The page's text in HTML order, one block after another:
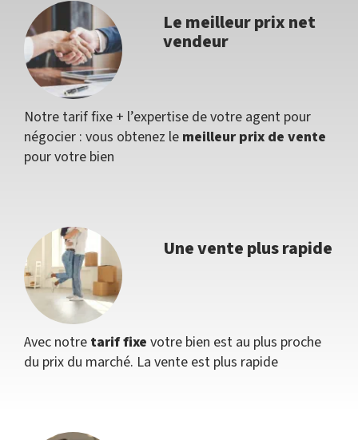
Le meilleur prix net
vendeur
Notre tarif fixe + l’expertise de votre agent pour
négocier : vous obtenez le meilleur prix de vente
pour votre bien
Une vente plus rapide
Avec notre tarif fixe votre bien est au plus proche
du prix du marché. La vente est plus rapide